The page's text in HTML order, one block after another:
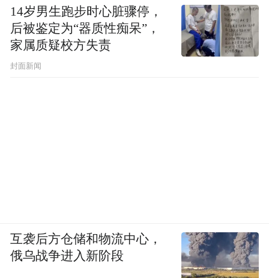
14岁男生跑步时心脏骤停，
后被鉴定为“器质性痴呆”，
家属质疑校方失责
封面新闻
互袭后方仓储和物流中心，
俄乌战争进入新阶段